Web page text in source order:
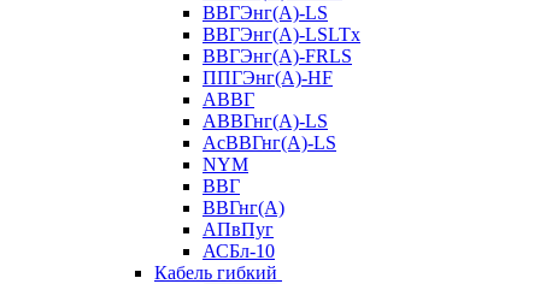
ВВГЭнг(А)-LS
ВВГЭнг(А)-LSLTx
ВВГЭнг(А)-FRLS
ППГЭнг(А)-HF
АВВГ
АВВГнг(А)-LS
АсВВГнг(А)-LS
NYM
ВВГ
ВВГнг(А)
АПвПуг
АСБл-10
Кабель гибкий